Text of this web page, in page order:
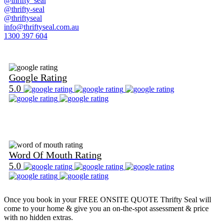
@thrifty-seal
@thriftyseal
info@thriftyseal.com.au
1300 397 604
Google Rating
5.0
Word Of Mouth Rating
5.0
Once you book in yourFREE ONSITE QUOTE Thrifty Seal will
come to your home & give you an on-the-spot assessment & price
with no hidden extras.